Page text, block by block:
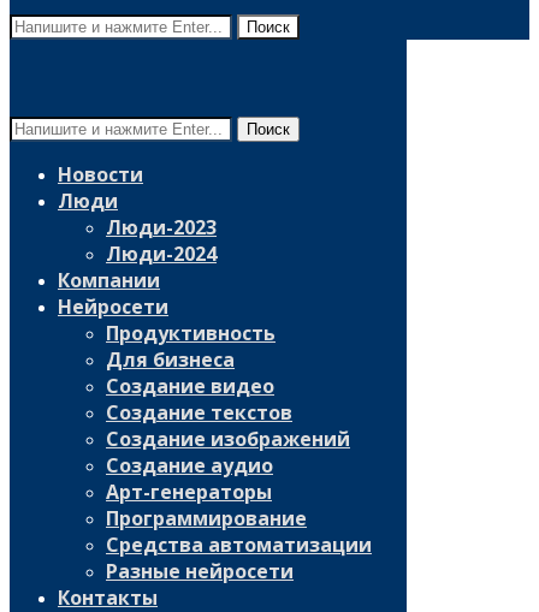
Поиск
Поиск
Новости
Люди
Люди-2023
Люди-2024
Компании
Нейросети
Продуктивность
Для бизнеса
Создание видео
Создание текстов
Создание изображений
Создание аудио
Арт-генераторы
Программирование
Средства автоматизации
Разные нейросети
Контакты